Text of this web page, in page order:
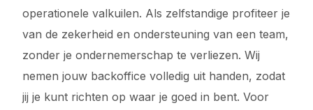
operationele valkuilen. Als zelfstandige profiteer je
van de zekerheid en ondersteuning van een team,
zonder je ondernemerschap te verliezen. Wij
nemen jouw backoffice volledig uit handen, zodat
jij je kunt richten op waar je goed in bent. Voor